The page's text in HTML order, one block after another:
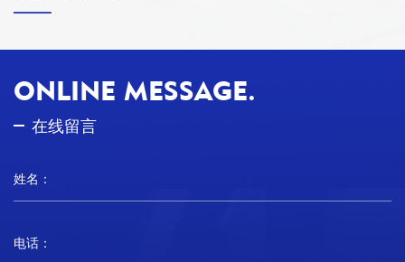
ONLINE MESSAGE.
在线留言